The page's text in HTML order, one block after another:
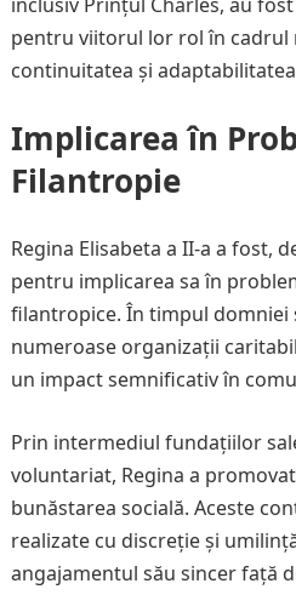
pentru viitorul lor rol în cadrul
continuitatea și
Implicarea în
Filantropie
Regina Elisabeta a II-a a fost,
pentru implicarea sa în
filantropice. În timpul domniei
numeroase organizații
un impact semnificativ în
Prin intermediul fundațiilor
voluntariat, Regina a
bunăstarea socială. Aceste
realizate cu discreție și
angajamentul său sincer față